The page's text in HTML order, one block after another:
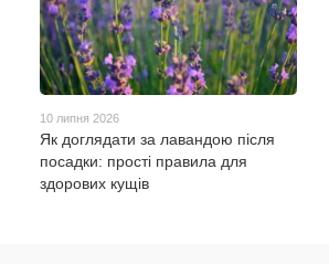
10 липня 2026
Як доглядати за лавандою після
посадки: прості правила для
здорових кущів